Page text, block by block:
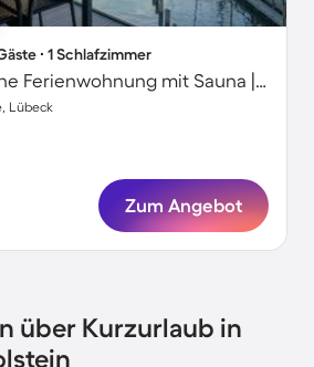
∙ 1 Schlafzimmer
Kinderfreundliche Ferienwohnung mit Sauna | Wasserblick | Strand in der Nähe
Lübeck
Zum Angebot
über Kurzurlaub in